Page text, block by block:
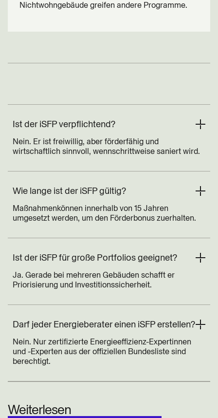
Nichtwohngebäude greifen andere Programme.
Ist der iSFP verpflichtend?
Nein. Er ist freiwillig, aber förderfähig und
wirtschaftlich sinnvoll, wennschrittweise saniert wird.
Wie lange ist der iSFP gültig?
Maßnahmenkönnen innerhalb von 15 Jahren
umgesetzt werden, um den Förderbonus zuerhalten.
Ist der iSFP für große Portfolios geeignet?
Ja. Gerade bei mehreren Gebäuden schafft er
Priorisierung und Investitionssicherheit.
Darf jeder Energieberater einen iSFP erstellen?
Nein. Nur zertifizierte Energieeffizienz-Expertinnen
und -Experten aus der offiziellen Bundesliste sind
berechtigt.
Weiterlesen